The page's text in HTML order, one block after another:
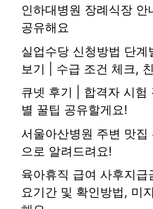
인하대병원 장례식장
공유해요
실업수당 신청방법 단
보기 | 수급 조건 체크,
큐넷 후기 | 합격자 시험
별 꿀팁 공유할게요!
서울아산병원 주변 맛
으로 알려드려요!
육아휴직 급여 사후지
요기간 및 확인방법, 미